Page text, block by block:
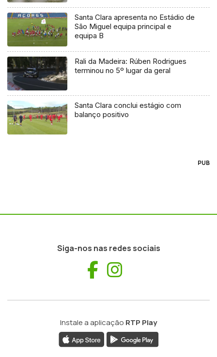
Santa Clara apresenta no Estádio de
São Miguel equipa principal e
equipa B
Rali da Madeira: Rúben Rodrigues
terminou no 5º lugar da geral
Santa Clara conclui estágio com
balanço positivo
PUB
Siga-nos nas redes sociais
Facebook
Instale a aplicação RTP Play